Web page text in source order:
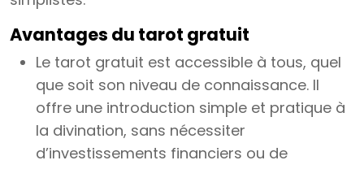
Avantages du tarot gratuit
Le tarot gratuit est accessible à tous, quel
que soit son niveau de connaissance. Il
offre une introduction simple et pratique à
la divination, sans nécessiter
d’investissements financiers ou de